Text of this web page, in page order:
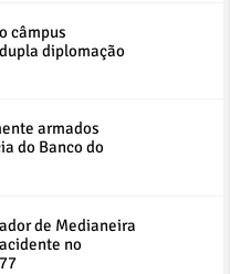
câmpus
diplomação
armados
do Banco do
de Medianeira
no